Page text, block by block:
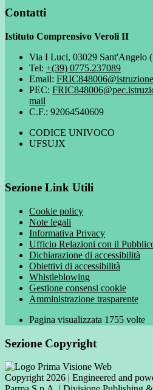
Contatti
Istituto Comprensivo Veroli II
Via I Luci, 03029 Sant'Angelo
Tel: +(39) 0775.237089
Email:
PEC:
mail
C.F.: 92064540609
CODICE UNIVOCO
UFSUJX
Sezione Link Utili
Cookie policy
Note legali
Informativa Privacy
Ufficio Relazioni con il
Dichiarazione di accessibilità
Obiettivi di accessibilità
Whistleblowing
Gestione consensi cookie
Amministrazione trasparente
Pagina visualizzata 1755 volte
Sezione Copyright
Copyright 2026 | Engineered and